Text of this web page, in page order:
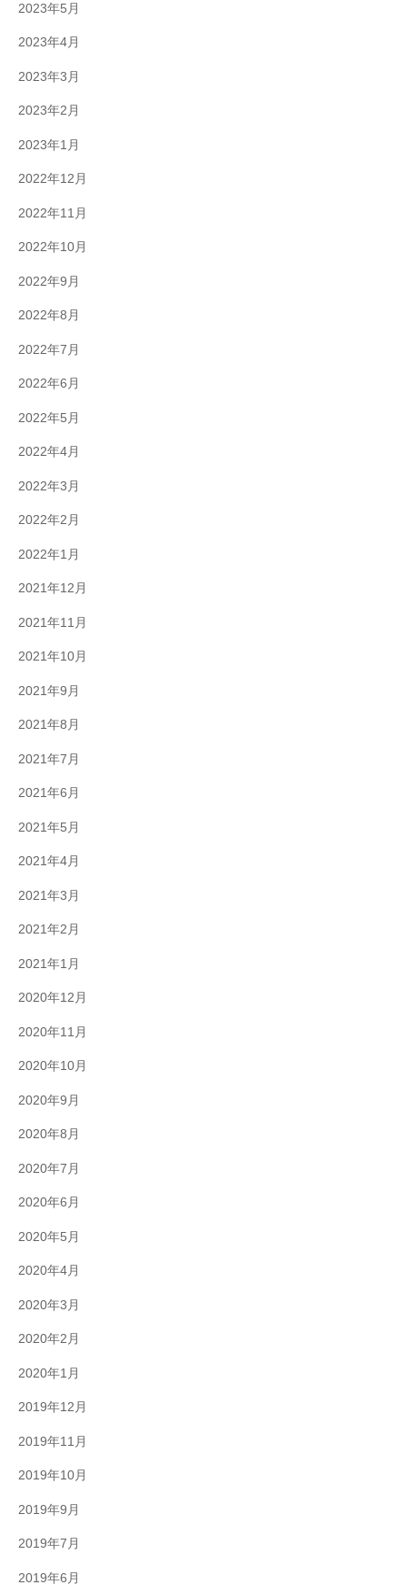
2023年5月
2023年4月
2023年3月
2023年2月
2023年1月
2022年12月
2022年11月
2022年10月
2022年9月
2022年8月
2022年7月
2022年6月
2022年5月
2022年4月
2022年3月
2022年2月
2022年1月
2021年12月
2021年11月
2021年10月
2021年9月
2021年8月
2021年7月
2021年6月
2021年5月
2021年4月
2021年3月
2021年2月
2021年1月
2020年12月
2020年11月
2020年10月
2020年9月
2020年8月
2020年7月
2020年6月
2020年5月
2020年4月
2020年3月
2020年2月
2020年1月
2019年12月
2019年11月
2019年10月
2019年9月
2019年7月
2019年6月